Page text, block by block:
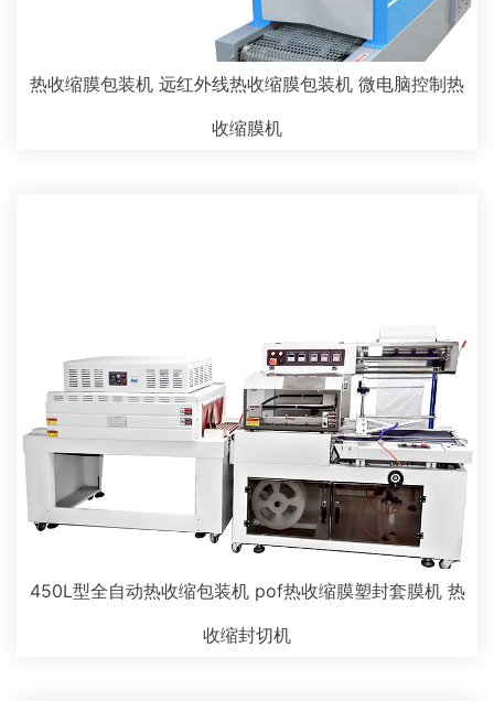
热收缩膜包装机 远红外线热收缩膜包装机 微电脑控制热
收缩膜机
450L型全自动热收缩包装机 pof热收缩膜塑封套膜机 热
收缩封切机